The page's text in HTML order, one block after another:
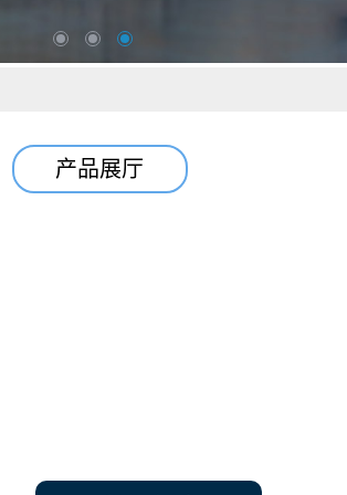
产品展厅